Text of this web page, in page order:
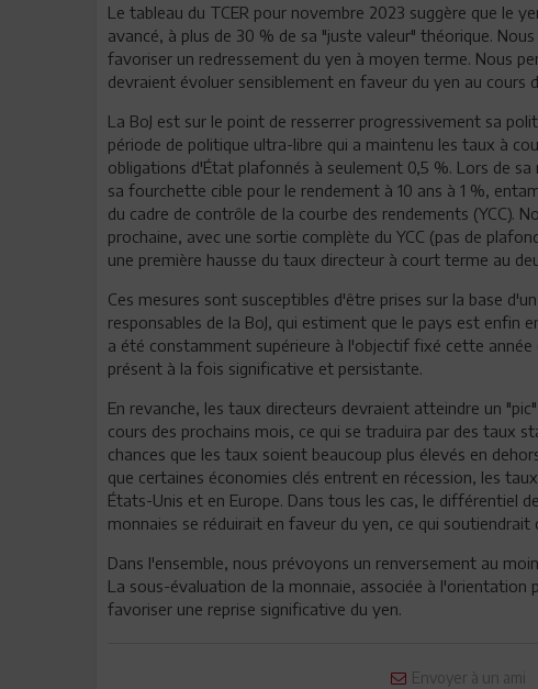
Le tableau du TCER pour novembre 2023 suggère que le
avancé, à plus de 30 % de sa "juste valeur" théorique.
favoriser un redressement du yen à moyen terme. Nous
devraient évoluer sensiblement en faveur du yen au cours
La BoJ est sur le point de resserrer progressivement sa
période de politique ultra-libre qui a maintenu les taux à
obligations d'État plafonnés à seulement 0,5 %. Lors de
sa fourchette cible pour le rendement à 10 ans à 1 %,
du cadre de contrôle de la courbe des rendements (YCC).
prochaine, avec une sortie complète du YCC (pas de
une première hausse du taux directeur à court terme au
Ces mesures sont susceptibles d'être prises sur la base
responsables de la BoJ, qui estiment que le pays est
a été constamment supérieure à l'objectif fixé cette année
présent à la fois significative et persistante.
En revanche, les taux directeurs devraient atteindre un
cours des prochains mois, ce qui se traduira par des taux
chances que les taux soient beaucoup plus élevés en
que certaines économies clés entrent en récession, les
États-Unis et en Europe. Dans tous les cas, le différentiel
monnaies se réduirait en faveur du yen, ce qui soutiendrait
Dans l'ensemble, nous prévoyons un renversement au
La sous-évaluation de la monnaie, associée à
favoriser une reprise significative du yen.
Envoyer à un ami